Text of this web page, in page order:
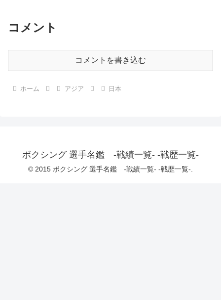
コメント
コメントを書き込む
ホーム アジア 日本
ボクシング 選手名鑑 -戦績一覧- -戦歴一覧-
© 2015 ボクシング 選手名鑑 -戦績一覧- -戦歴一覧-.